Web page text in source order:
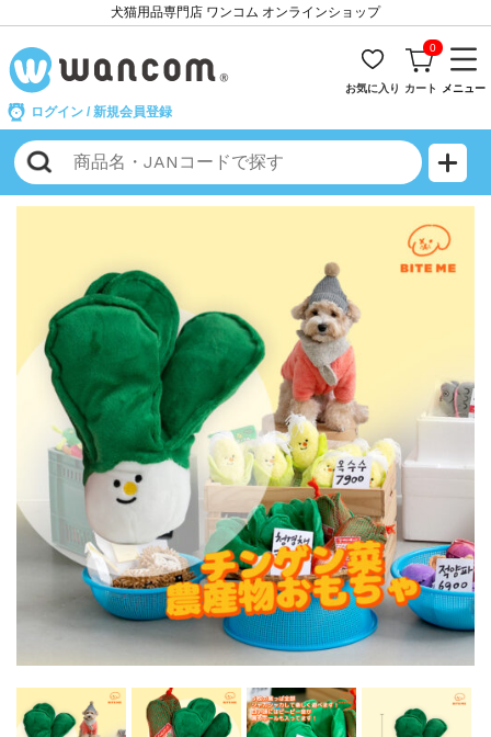
犬猫用品専門店 ワンコム オンラインショップ
ログイン / 新規会員登録
お気に入り
0
カート メニュー